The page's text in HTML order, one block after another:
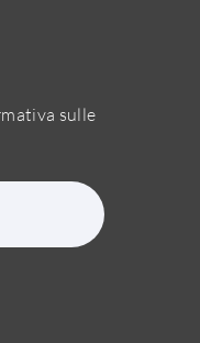
sulle